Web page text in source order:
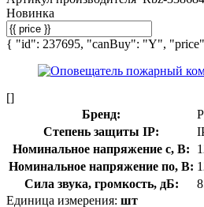
Новинка
{ "id": 237695, "canBuy": "Y",
[]
Бренд:
Степень защиты IP:
Номинальное напряжение с, В:
Номинальное напряжение по, В:
Сила звука, громкость, дБ:
Единица измерения: шт